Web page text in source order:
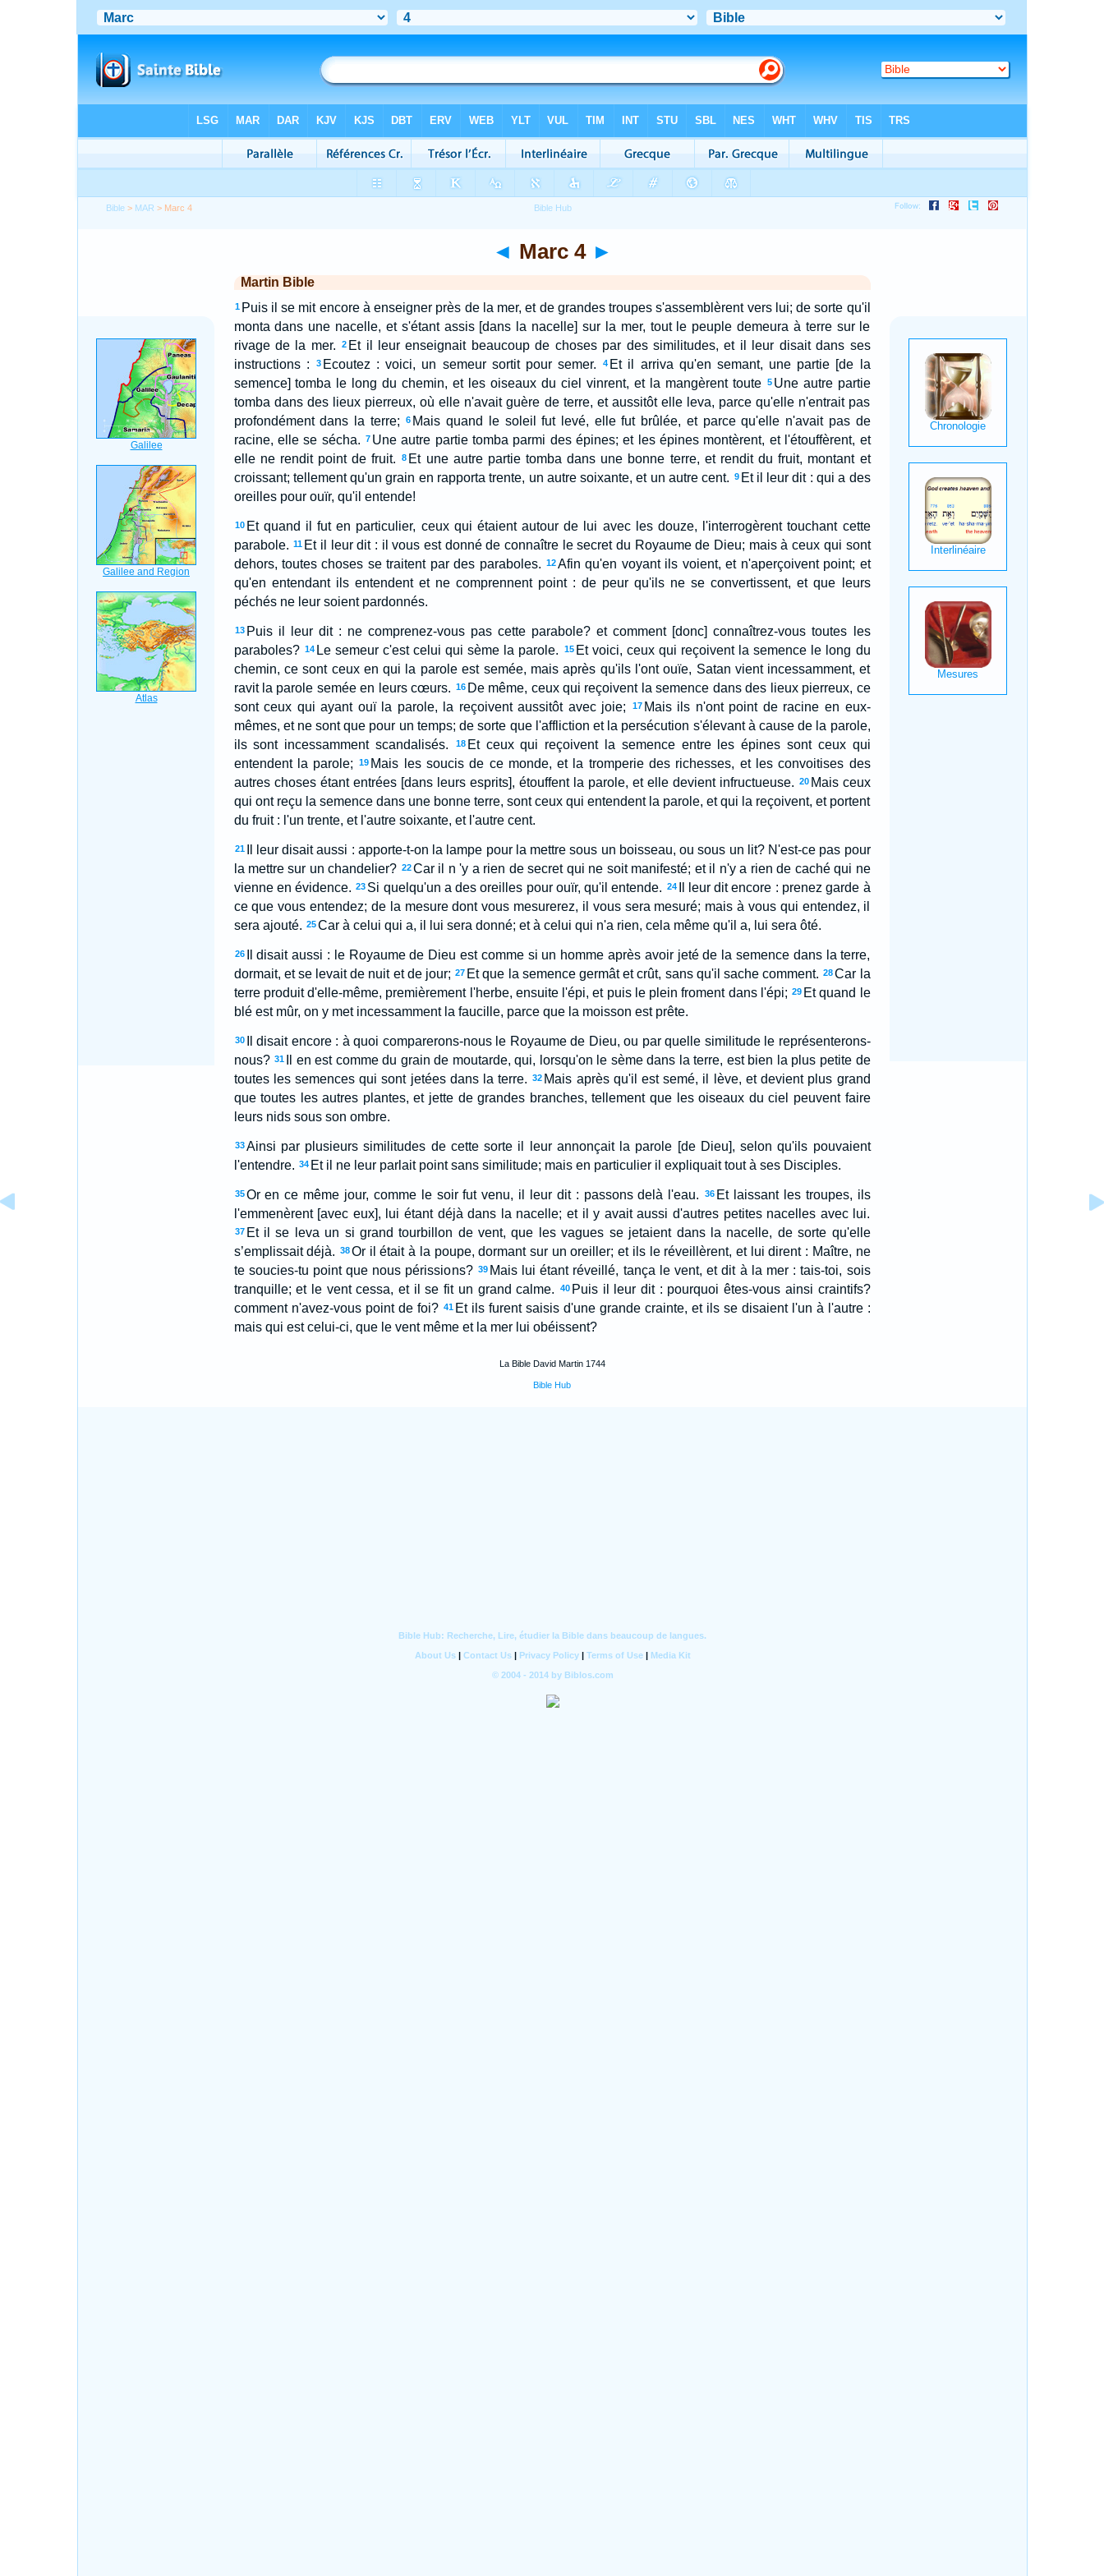
Bible > MAR > Marc 4
◄ Marc 4 ►
Martin Bible
1 Puis il se mit encore à enseigner près de la mer, et de grandes troupes s'assemblèrent vers lui; de sorte qu'il
monta dans une nacelle, et s'étant assis [dans la nacelle] sur la mer, tout le peuple demeura à terre sur le
rivage de la mer.
2 Et il leur enseignait beaucoup de choses par des similitudes, et il leur disait dans ses
instructions :
3 Ecoutez : voici, un semeur sortit pour semer. 4 Et il arriva qu'en semant, une partie [de la
semence] tomba le long du chemin, et les oiseaux du ciel vinrent, et la mangèrent toute
5 Une autre partie
tomba dans des lieux pierreux, où elle n'avait guère de terre, et aussitôt elle leva, parce qu'elle n'entrait pas
profondément dans la terre;
6 Mais quand le soleil fut levé, elle fut brûlée, et parce qu'elle n'avait pas de
racine, elle se sécha. 7 Une autre partie tomba parmi des épines; et les épines montèrent, et l'étouffèrent, et
elle ne rendit point de fruit.
8 Et une autre partie tomba dans une bonne terre, et rendit du fruit, montant et
croissant; tellement qu'un grain en rapporta trente, un autre soixante, et un autre cent. 9 Et il leur dit : qui a des
oreilles pour ouïr, qu'il entende!
10 Et quand il fut en particulier, ceux qui étaient autour de lui avec les douze, l'interrogèrent touchant cette
parabole. 11 Et il leur dit : il vous est donné de connaître le secret du Royaume de Dieu; mais à ceux qui sont
dehors, toutes choses se traitent par des paraboles. 12Afin qu'en voyant ils voient, et n'aperçoivent point; et
qu'en entendant ils entendent et ne comprennent point : de peur qu'ils ne se convertissent, et que leurs
péchés ne leur soient pardonnés.
13 Puis il leur dit : ne comprenez-vous pas cette parabole? et comment [donc] connaîtrez-vous toutes les
paraboles? 14 Le semeur c'est celui qui sème la parole. 15 Et voici, ceux qui reçoivent la semence le long du
chemin, ce sont ceux en qui la parole est semée, mais après qu'ils l'ont ouïe, Satan vient incessamment, et
ravit la parole semée en leurs cœurs. 16 De même, ceux qui reçoivent la semence dans des lieux pierreux, ce
sont ceux qui ayant ouï la parole, la reçoivent aussitôt avec joie;
17 Mais ils n'ont point de racine en eux-
mêmes, et ne sont que pour un temps; de sorte que l'affliction et la persécution s'élevant à cause de la parole,
ils sont incessamment scandalisés.
18 Et ceux qui reçoivent la semence entre les épines sont ceux qui
entendent la parole;
19 Mais les soucis de ce monde, et la tromperie des richesses, et les convoitises des
autres choses étant entrées [dans leurs esprits], étouffent la parole, et elle devient infructueuse. 20 Mais ceux
qui ont reçu la semence dans une bonne terre, sont ceux qui entendent la parole, et qui la reçoivent, et portent
du fruit : l'un trente, et l'autre soixante, et l'autre cent.
21
Il leur disait aussi : apporte-t-on la lampe pour la mettre sous un boisseau, ou sous un lit? N'est-ce pas pour
la mettre sur un chandelier? 22Car il n 'y a rien de secret qui ne soit manifesté; et il n'y a rien de caché qui ne
vienne en évidence. 23 Si quelqu'un a des oreilles pour ouïr, qu'il entende. 24
Il leur dit encore : prenez garde à
ce que vous entendez; de la mesure dont vous mesurerez, il vous sera mesuré; mais à vous qui entendez, il
sera ajouté. 25 Car à celui qui a, il lui sera donné; et à celui qui n'a rien, cela même qu'il a, lui sera ôté.
26
Il disait aussi : le Royaume de Dieu est comme si un homme après avoir jeté de la semence dans la terre,
dormait, et se levait de nuit et de jour; 27 Et que la semence germât et crût, sans qu'il sache comment. 28Car la
terre produit d'elle-même, premièrement l'herbe, ensuite l'épi, et puis le plein froment dans l'épi; 29 Et quand le
blé est mûr, on y met incessamment la faucille, parce que la moisson est prête.
30
Il disait encore : à quoi comparerons-nous le Royaume de Dieu, ou par quelle similitude le représenterons-
nous? 31
Il en est comme du grain de moutarde, qui, lorsqu'on le sème dans la terre, est bien la plus petite de
toutes les semences qui sont jetées dans la terre.
32 Mais après qu'il est semé, il lève, et devient plus grand
que toutes les autres plantes, et jette de grandes branches, tellement que les oiseaux du ciel peuvent faire
leurs nids sous son ombre.
33 Ainsi par plusieurs similitudes de cette sorte il leur annonçait la parole [de Dieu], selon qu'ils pouvaient
l'entendre. 34 Et il ne leur parlait point sans similitude; mais en particulier il expliquait tout à ses Disciples.
35 Or en ce même jour, comme le soir fut venu, il leur dit : passons delà l'eau. 36 Et laissant les troupes, ils
l'emmenèrent [avec eux], lui étant déjà dans la nacelle; et il y avait aussi d'autres petites nacelles avec lui.
37 Et il se leva un si grand tourbillon de vent, que les vagues se jetaient dans la nacelle, de sorte qu'elle
s’emplissait déjà. 38Or il était à la poupe, dormant sur un oreiller; et ils le réveillèrent, et lui dirent : Maître, ne
te soucies-tu point que nous périssions? 39 Mais lui étant réveillé, tança le vent, et dit à la mer : tais-toi, sois
tranquille; et le vent cessa, et il se fit un grand calme.
40 Puis il leur dit : pourquoi êtes-vous ainsi craintifs?
comment n'avez-vous point de foi? 41 Et ils furent saisis d'une grande crainte, et ils se disaient l'un à l'autre :
mais qui est celui-ci, que le vent même et la mer lui obéissent?
La Bible David Martin 1744
Bible Hub